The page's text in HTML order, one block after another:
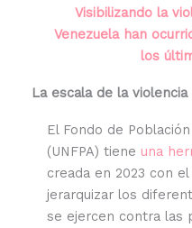
Visibilizando la
Venezuela han
los
La escala de la
El Fondo de
(UNFPA) tiene una
creada en 2023 con
jerarquizar los
se ejercen contra las